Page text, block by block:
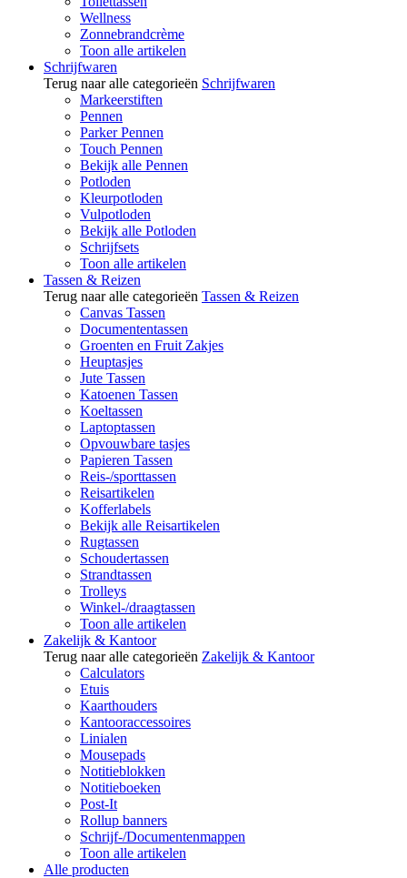
Wellness
Zonnebrandcrème
Toon alle artikelen
Schrijfwaren
Terug naar alle categorieën Schrijfwaren
Markeerstiften
Pennen
Parker Pennen
Touch Pennen
Bekijk alle Pennen
Potloden
Kleurpotloden
Vulpotloden
Bekijk alle Potloden
Schrijfsets
Toon alle artikelen
Tassen & Reizen
Terug naar alle categorieën Tassen & Reizen
Canvas Tassen
Documententassen
Groenten en Fruit Zakjes
Heuptasjes
Jute Tassen
Katoenen Tassen
Koeltassen
Laptoptassen
Opvouwbare tasjes
Papieren Tassen
Reis-/sporttassen
Reisartikelen
Kofferlabels
Bekijk alle Reisartikelen
Rugtassen
Schoudertassen
Strandtassen
Trolleys
Winkel-/draagtassen
Toon alle artikelen
Zakelijk & Kantoor
Terug naar alle categorieën Zakelijk & Kantoor
Calculators
Etuis
Kaarthouders
Kantooraccessoires
Linialen
Mousepads
Notitieblokken
Notitieboeken
Post-It
Rollup banners
Schrijf-/Documentenmappen
Toon alle artikelen
Alle producten